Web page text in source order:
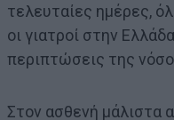
τελευταίες ημέρες,
οι γιατροί στην
περιπτώσεις της
Στον ασθενή μάλιστα